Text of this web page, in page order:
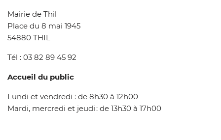
Mairie de Thil
Place du 8 mai 1945
54880 THIL
Tél : 03 82 89 45 92
Accueil du public
Lundi et vendredi : de 8h30 à 12h00
Mardi, mercredi et jeudi : de 13h30 à 17h00